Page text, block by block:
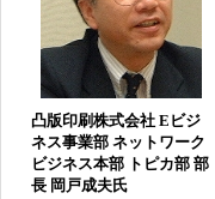
凸版印刷株式会社 Eビジ
ネス事業部 ネットワーク
ビジネス本部 トピカ部 部
長 岡戸成夫氏